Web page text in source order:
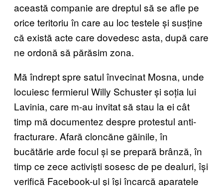
această companie are dreptul să se afle pe
orice teritoriu în care au loc testele și susține
că există acte care dovedesc asta, după care
ne ordonă să părăsim zona.
Mă îndrept spre satul învecinat Mosna, unde
locuiesc fermierul Willy Schuster și soția lui
Lavinia, care m-au invitat să stau la ei cât
timp mă documentez despre protestul anti-
fracturare. Afară cloncăne găinile, în
bucătărie arde focul și se prepară brânză, în
timp ce zece activiști sosesc de pe dealuri, își
verifică Facebook-ul și își încarcă aparatele